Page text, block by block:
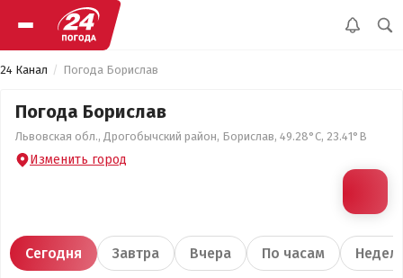
24 Канал Погода Борислав
Погода Борислав
Львовская обл., Дрогобычский район, Борислав, 49.28°С, 23.41°В
Изменить город
Сегодня Завтра Вчера По часам